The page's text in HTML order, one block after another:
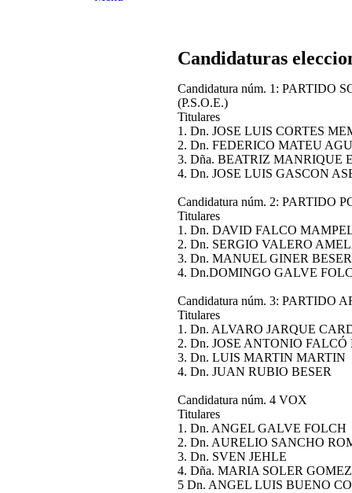
Candidaturas
Candidatura núm. 1: PARTIDO
(P.S.O.E.)
Titulares
1. Dn. JOSE LUIS CORTES
2. Dn. FEDERICO MATEU
3. Dña. BEATRIZ MANRIQUE
4. Dn. JOSE LUIS GASCON
Candidatura núm. 2: PARTIDO
Titulares
1. Dn. DAVID FALCO
2. Dn. SERGIO VALERO
3. Dn. MANUEL GINER BESER
4. Dn.DOMINGO GALVE
Candidatura núm. 3: PARTIDO
Titulares
1. Dn. ALVARO JARQUE
2. Dn. JOSE ANTONIO FALCÓ
3. Dn. LUIS MARTIN MARTIN
4. Dn. JUAN RUBIO BESER
Candidatura núm. 4 VOX
Titulares
1. Dn. ANGEL GALVE FOLCH
2. Dn. AURELIO SANCHO
3. Dn. SVEN JEHLE
4. Dña. MARIA SOLER GOMEZ
5 Dn. ANGEL LUIS BUENO